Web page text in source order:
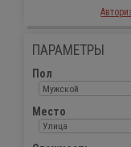
ПАРАМЕТРЫ
Пол
Мужской
Место
Улица